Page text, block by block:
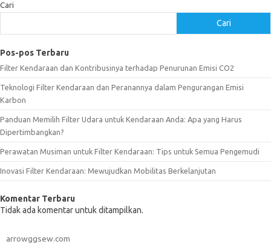
Cari
Cari
Pos-pos Terbaru
Filter Kendaraan dan Kontribusinya terhadap Penurunan Emisi CO2
Teknologi Filter Kendaraan dan Peranannya dalam Pengurangan Emisi
Karbon
Panduan Memilih Filter Udara untuk Kendaraan Anda: Apa yang Harus
Dipertimbangkan?
Perawatan Musiman untuk Filter Kendaraan: Tips untuk Semua Pengemudi
Inovasi Filter Kendaraan: Mewujudkan Mobilitas Berkelanjutan
Komentar Terbaru
Tidak ada komentar untuk ditampilkan.
arrowggsew.com